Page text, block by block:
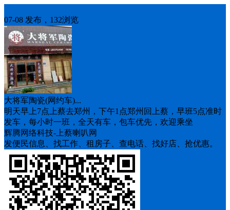
07-08 发布，132浏览
大将军陶瓷(网约车)...
明天早上7点上蔡去郑州，下午1点郑州回上蔡，早班5点准时
发车，每小时一班，全天有车，包车优先，欢迎乘坐
辉腾网络科技-上蔡喇叭网
发便民信息、找工作、租房子、查电话、找好店、抢优惠。